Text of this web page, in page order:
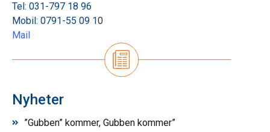
Tel: 031-797 18 96
Mobil: 0791-55 09 10
Mail
Nyheter
”Gubben” kommer, Gubben kommer”